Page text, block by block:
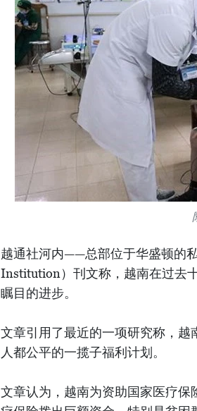
越通社河内——总部位于华盛顿的
Institution）刊文称，越南在过去
瞩目的进步。
文章引用了最近的一项研究称，
人都公平的一揽子福利计划。
文章认为，越南为资助国家医疗